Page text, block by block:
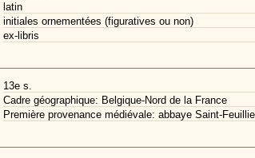
latin
initiales ornementées (figuratives ou non)
ex-libris
13e s.
Cadre géographique: Belgique-Nord de la France
Première provenance médiévale: abbaye Saint-